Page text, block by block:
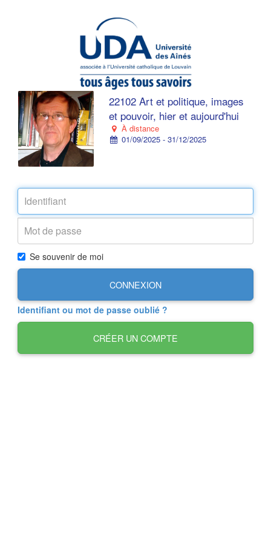
22102 Art et politique, images
et pouvoir, hier et aujourd'hui
À distance
01/09/2025 - 31/12/2025
Se souvenir de moi
CONNEXION
Identifiant ou mot de passe oublié ?
CRÉER UN COMPTE